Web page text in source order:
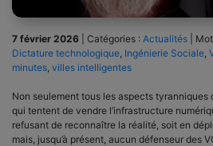
7 février 2026 Catégories : Actualités
Dictature technologique Ingénierie Sociale
minutes villes intelligentes
Non seulement tous les aspects tyranniques
qui tentent de vendre l’infrastructure
refusant de reconnaître la réalité, soit en
mais, jusqu’à présent, aucun défenseur des